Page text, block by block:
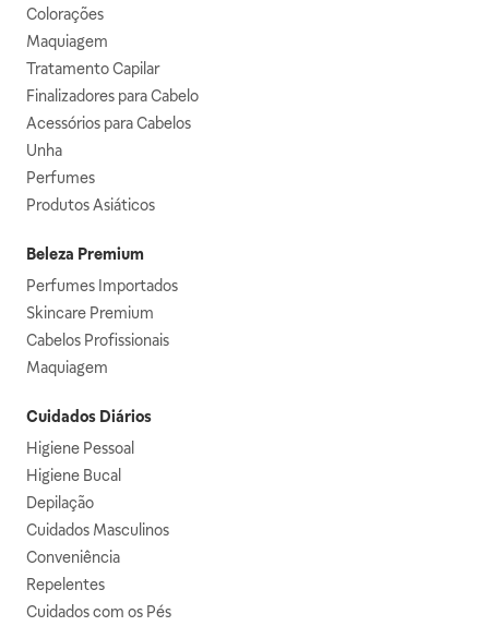
Colorações
Maquiagem
Tratamento Capilar
Finalizadores para Cabelo
Acessórios para Cabelos
Unha
Perfumes
Produtos Asiáticos
Beleza Premium
Perfumes Importados
Skincare Premium
Cabelos Profissionais
Maquiagem
Cuidados Diários
Higiene Pessoal
Higiene Bucal
Depilação
Cuidados Masculinos
Conveniência
Repelentes
Cuidados com os Pés